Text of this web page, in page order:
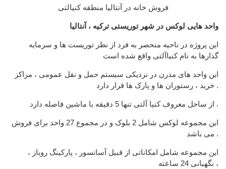
فروش خانه در آنتالیا منطقه کنیالتی
واحد هایی لوکس در شهر توریستی ترکیه ، آنتالیا
این پروژه در ناحیه منحصر به فرد از نظر توریست ها و سرمایه
گذارها به نام کنیاآلتی واقع شده است
این واحد های مدرن در نزدیکی سیستم حمل و نقل عمومی ، مراکز
خرید ، رستوران ها و پارک ها قرار دارد .
از ساحل معروف کنیا آلتی تنها 5 دقیقه با ماشین فاصله دارد .
این مجموعه لوکس شامل 2 بلوک و در مجموع 27 واحد برای فروش
می باشد .
این مجموعه شامل امکاناتی از قبیل آسانسور ، پارکینگ روباز ،
نگهبانی 24 ساعته ،